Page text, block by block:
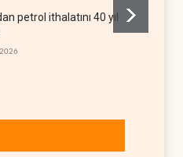
petrol ithalatını 40 yıl